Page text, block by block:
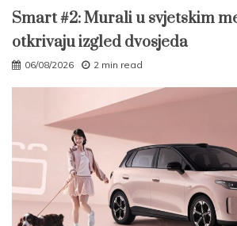
Smart #2: Murali u svjetskim
otkrivaju izgled dvosjeda
06/08/2026 2 min read